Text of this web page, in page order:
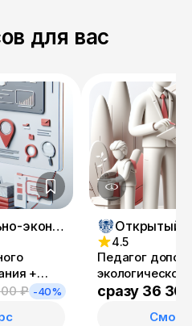
для вас
Открытый социально-экономический колледж
+
₽ -40%
4.5
Педагог
Учитель
сразу 36